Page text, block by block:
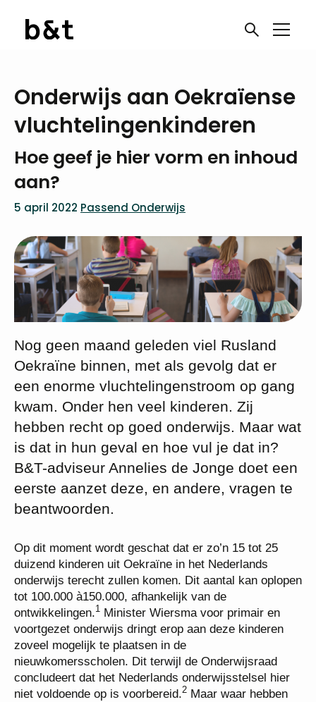
Onderwijs aan Oekraïense
vluchtelingen­kinderen
Hoe geef je hier vorm en inhoud
aan?
5 april 2022 Passend Onderwijs
Nog geen maand geleden viel Rusland
Oekraïne binnen, met als gevolg dat er
een enorme vluchtelingenstroom op gang
kwam. Onder hen veel kinderen. Zij
hebben recht op goed onderwijs. Maar wat
is dat in hun geval en hoe vul je dat in?
B&T-adviseur Annelies de Jonge doet een
eerste aanzet deze, en andere, vragen te
beantwoorden.
Op dit moment wordt geschat dat er zo’n 15 tot 25
duizend kinderen uit Oekraïne in het Nederlands
onderwijs terecht zullen komen. Dit aantal kan oplopen
tot 100.000 à150.000, afhankelijk van de
ontwikkelingen.1 Minister Wiersma voor primair en
voortgezet onderwijs dringt erop aan deze kinderen
zoveel mogelijk te plaatsen in de
nieuwkomersscholen. Dit terwijl de Onderwijsraad
concludeert dat het Nederlands onderwijsstelsel hier
niet voldoende op is voorbereid.2 Maar waar hebben